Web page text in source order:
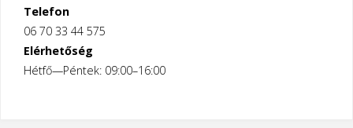
Telefon
06 70 33 44 575
Elérhetőség
Hétfő—Péntek: 09:00–16:00